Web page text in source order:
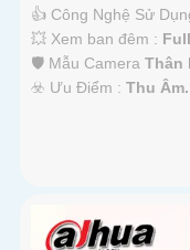
👍 Công Nghệ Sử
💥 Xem ban đêm :
🛡 Mẫu Camera Thân
️☣️ Ưu Điểm : Thu Âm.